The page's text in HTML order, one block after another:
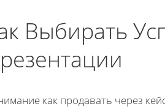
Выбирать
как продавать через